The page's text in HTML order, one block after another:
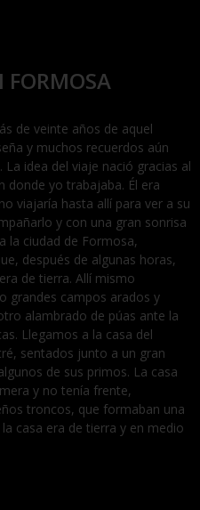
FORMOSA
de veinte años de aquel
y muchos recuerdos aún
idea del viaje nació gracias al
donde yo trabajaba. Él era
viajaría hasta allí para ver a su
y con una gran sonrisa
la ciudad de Formosa,
después de algunas horas,
de tierra. Allí mismo
grandes campos arados y
alambrado de púas ante la
Llegamos a la casa del
sentados junto a un gran
de sus primos. La casa
y no tenía frente,
troncos, que formaban una
la casa era de tierra y en medio